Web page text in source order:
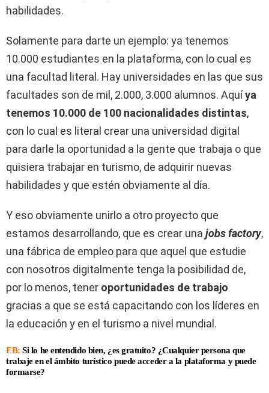
habilidades.
Solamente para darte un ejemplo: ya tenemos
10.000 estudiantes en la plataforma, con lo cual es
una facultad literal. Hay universidades en las que sus
facultades son de mil, 2.000, 3.000 alumnos. Aquíya
tenemos 10.000 de 100 nacionalidades distintas,
con lo cual es literal crear una universidad digital
para darle la oportunidad a la gente que trabaja o que
quisiera trabajar en turismo, de adquirir nuevas
habilidades y que estén obviamente al día.
Y eso obviamente unirlo a otro proyecto que
estamos desarrollando, que es crear una jobs factory,
una fábrica de empleo para que aquel que estudie
con nosotros digitalmente tenga la posibilidad de,
por lo menos, tener oportunidades de trabajo
gracias a que se está capacitando con los líderes en
la educación y en el turismo a nivel mundial.
EB: Si lo he entendido bien, ¿es gratuito? ¿Cualquier persona que
trabaje en el ámbito turístico puede acceder a la plataforma y puede
formarse?